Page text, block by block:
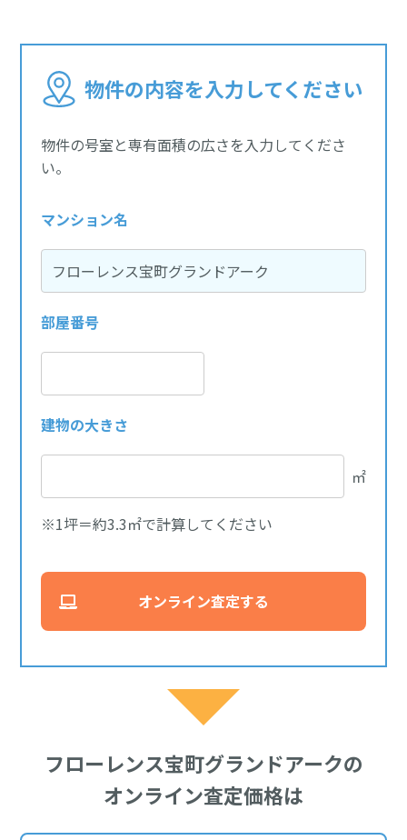
物件の内容を入力してください
物件の号室と専有面積の広さを入力してくださ
い。
マンション名
部屋番号
建物の大きさ
㎡
※1坪＝約3.3㎡で計算してください
オンライン査定する
フローレンス宝町グランドアークの
オンライン査定価格は